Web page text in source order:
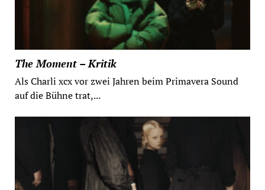
The Moment – Kritik
Als Charli xcx vor zwei Jahren beim Primavera Sound
auf die Bühne trat,...